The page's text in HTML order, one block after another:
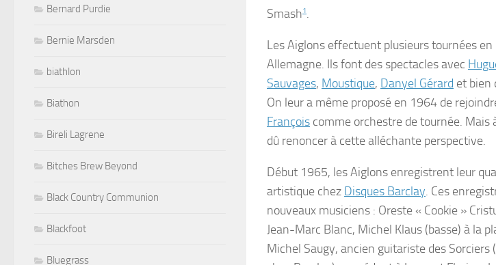
Smash1.
Les Aiglons effectuent plusieurs tournées
Allemagne. Ils font des spectacles avec
Sauvages, Moustique, Danyel Gérard et bien
On leur a même proposé en 1964 de
François comme orchestre de tournée. Mais
dû renoncer à cette alléchante perspective.
Début 1965, les Aiglons enregistrent leur
artistique chez Disques Barclay. Ces
nouveaux musiciens : Oreste « Cookie »
Jean-Marc Blanc, Michel Klaus (basse) à la
Michel Saugy, ancien guitariste des
Bernard Purdie
Bernie Marsden
biathlon
Biathon
Bireli Lagrene
Bitches Brew Beyond
Black Country Communion
Blackfoot
Bluegrass